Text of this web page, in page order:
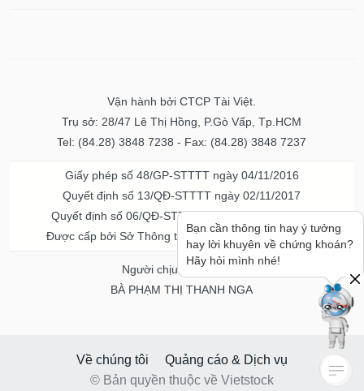
Vận hành bởi CTCP Tài Việt.
Trụ sở: 28/47 Lê Thị Hồng, P.Gò Vấp, Tp.HCM
Tel: (84.28) 3848 7238 - Fax: (84.28) 3848 7237
Giấy phép số 48/GP-STTTT ngày 04/11/2016
Quyết định số 13/QĐ-STTTT ngày 02/11/2017
Quyết định số 06/QĐ-STTTT-ICP ngày 20/07/2023
Được cấp bởi Sở Thông tin và Truyền thông TPHCM
Người chịu trách nhiệm
BÀ PHẠM THỊ THANH NGA
Về chúng tôi
Quảng cáo & Dịch vụ
© Bản quyền thuộc về Vietstock
Bạn cần thông tin hay ý tưởng
hay lời khuyên về chứng khoán?
Hãy hỏi mình nhé!